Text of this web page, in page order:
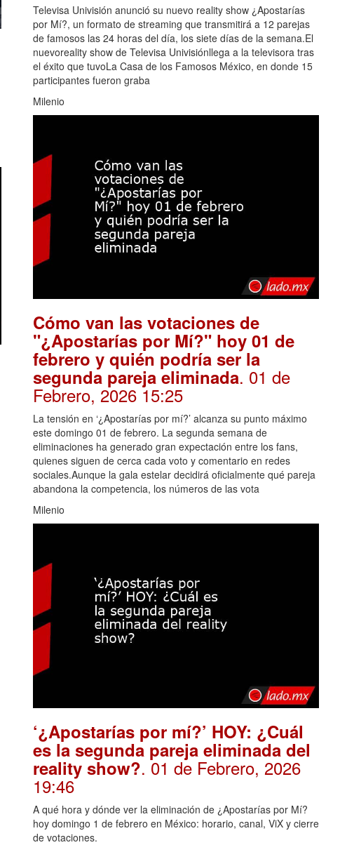
Televisa Univisión anunció su nuevo reality show ¿Apostarías
por Mí?, un formato de streaming que transmitirá a 12 parejas
de famosos las 24 horas del día, los siete días de la semana.El
nuevoreality show de Televisa Univisiónllega a la televisora tras
el éxito que tuvoLa Casa de los Famosos México, en donde 15
participantes fueron graba
Milenio
Cómo van las votaciones de
"¿Apostarías por Mí?" hoy 01 de
febrero y quién podría ser la
segunda pareja eliminada. 01 de
Febrero, 2026 15:25
La tensión en ‘¿Apostarías por mí?’ alcanza su punto máximo
este domingo 01 de febrero. La segunda semana de
eliminaciones ha generado gran expectación entre los fans,
quienes siguen de cerca cada voto y comentario en redes
sociales.Aunque la gala estelar decidirá oficialmente qué pareja
abandona la competencia, los números de las vota
Milenio
‘¿Apostarías por mí?’ HOY: ¿Cuál
es la segunda pareja eliminada del
reality show?. 01 de Febrero, 2026
19:46
A qué hora y dónde ver la eliminación de ¿Apostarías por Mí?
hoy domingo 1 de febrero en México: horario, canal, ViX y cierre
de votaciones.